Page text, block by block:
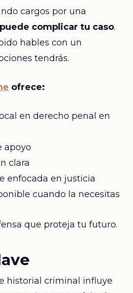
cargos por una
complicar tu caso.
hables con un
tendrás.
ofrece:
en derecho penal en
apoyo
clara
enfocada en justicia
cuando la necesitas
que proteja tu futuro.
historial criminal influye